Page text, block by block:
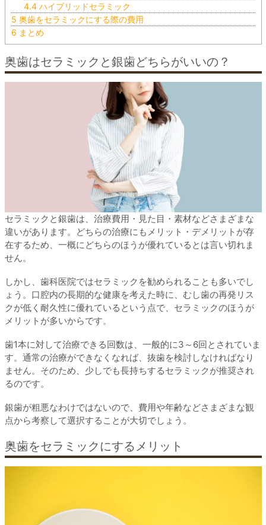
4.4ハイブリッドセラミック
5 奥歯をセラミックにする際の費用
6 まとめ
奥歯はセラミックと銀歯どちらがいいの？
セラミックと銀歯は、治療費用・見た目・素材などさまざまな
違いがあります。どちらの治療にもメリット・デメリットが存
在するため、一概にどちらのほうが優れているとは言い切れま
せん。
しかし、歯科医院ではセラミックを勧められることも多いでし
ょう。口腔内の長期的な健康を考えた時に、むし歯の再発リス
クが低く耐久性に優れているという点で、セラミックのほうが
メリットが多いからです。
歯1本に対して治療できる回数は、一般的に3～6回とされていま
す。通常の治療ができなくなれば、抜歯を検討しなければなり
ません。そのため、少しでも長持ちするセラミックが推奨され
るのです。
銀歯が粗悪なわけではないので、費用や年齢などさまざまな観
点から考察して選択することが大切でしょう。
奥歯をセラミックにするメリット